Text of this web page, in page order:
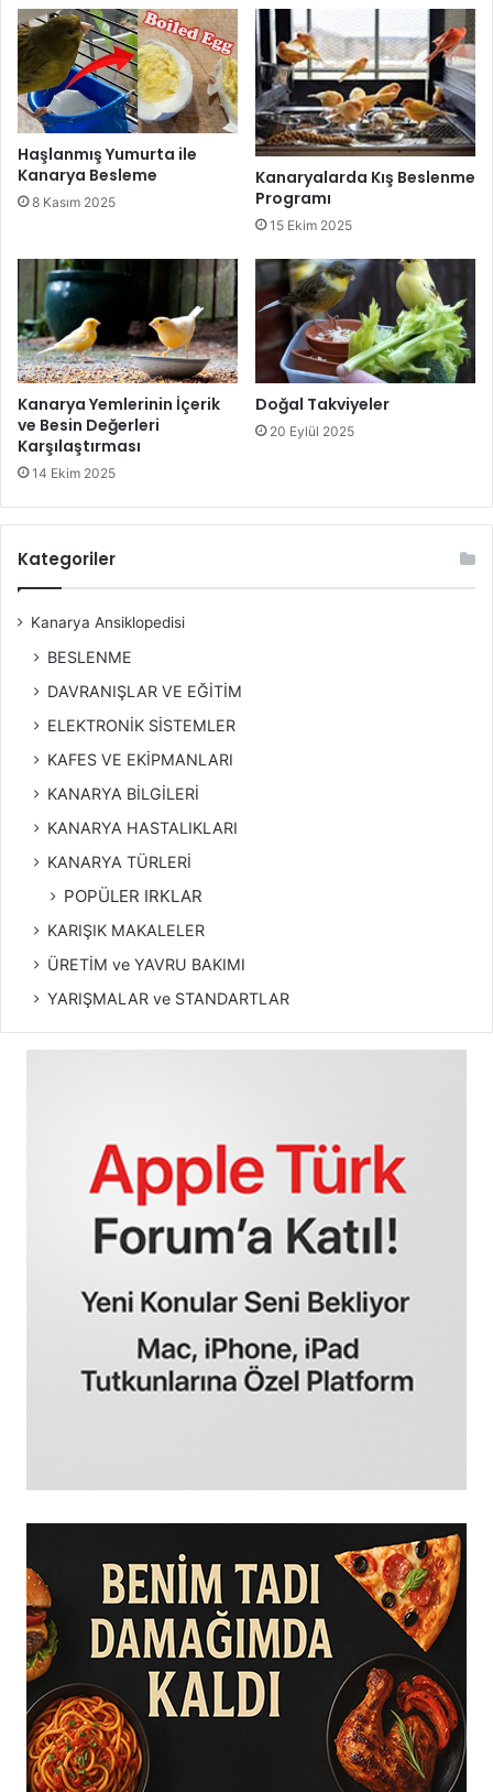
Haşlanmış Yumurta ile
Kanarya Besleme
8 Kasım 2025
Kanaryalarda Kış Beslenme
Programı
15 Ekim 2025
Kanarya Yemlerinin İçerik
ve Besin Değerleri
Karşılaştırması
14 Ekim 2025
Doğal Takviyeler
20 Eylül 2025
Kategoriler
Kanarya Ansiklopedisi
BESLENME
DAVRANIŞLAR VE EĞİTİM
ELEKTRONİK SİSTEMLER
KAFES VE EKİPMANLARI
KANARYA BİLGİLERİ
KANARYA HASTALIKLARI
KANARYA TÜRLERİ
POPÜLER IRKLAR
KARIŞIK MAKALELER
ÜRETİM ve YAVRU BAKIMI
YARIŞMALAR ve STANDARTLAR